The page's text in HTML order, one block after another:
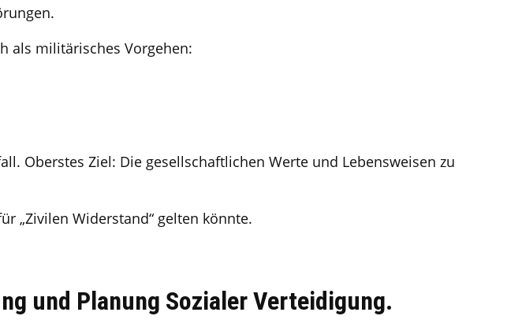
als militärisches Vorgehen:
Oberstes Ziel: Die gesellschaftlichen Werte und Lebensweisen zu
„Zivilen Widerstand“ gelten könnte.
und Planung Sozialer Verteidigung.